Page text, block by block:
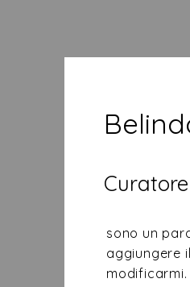
sono un
aggiungere
modificarmi.